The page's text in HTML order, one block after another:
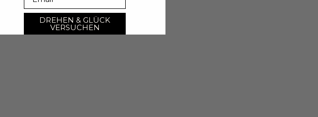
DREHEN & GLÜCK
VERSUCHEN